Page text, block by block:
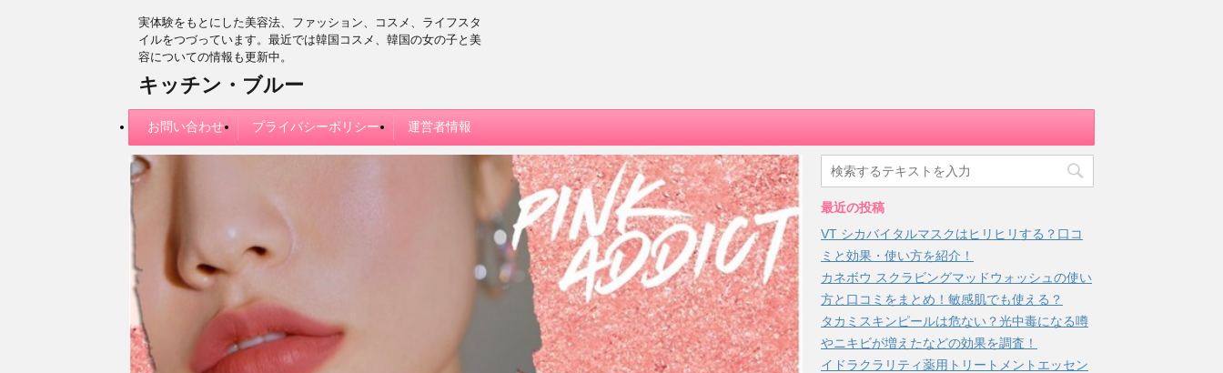
実体験をもとにした美容法、ファッション、コスメ、ライフスタ
イルをつづっています。最近では韓国コスメ、韓国の女の子と美
容についての情報も更新中。
キッチン・ブルー
お問い合わせ プライバシーポリシー 運営者情報
最近の投稿
VT シカバイタルマスクはヒリヒリする？口コ
ミと効果・使い方を紹介！
カネボウ スクラビングマッドウォッシュの使い
方と口コミをまとめ！敏感肌でも使える？
タカミスキンピールは危ない？光中毒になる噂
やニキビが増えたなどの効果を調査！
イドラクラリティ薬用トリートメントエッセン